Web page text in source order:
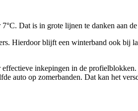
Dat is in grote lijnen te danken aan
Hierdoor blijft een winterband ook
inkepingen in de
auto op zomerbanden. Dat kan het